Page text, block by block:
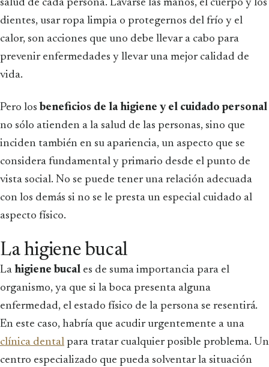
salud de cada persona. Lavarse las manos, el cuerpo y los
dientes, usar ropa limpia o protegernos del frío y el
calor, son acciones que uno debe llevar a cabo para
prevenir enfermedades y llevar una mejor calidad de
vida.
Pero los beneficios de la higiene y el cuidado personal
no sólo atienden a la salud de las personas, sino que
inciden también en su apariencia, un aspecto que se
considera fundamental y primario desde el punto de
vista social. No se puede tener una relación adecuada
con los demás si no se le presta un especial cuidado al
aspecto físico.
La higiene bucal
La higiene bucal es de suma importancia para el
organismo, ya que si la boca presenta alguna
enfermedad, el estado físico de la persona se resentirá.
En este caso, habría que acudir urgentemente a una
clínica dental para tratar cualquier posible problema. Un
centro especializado que pueda solventar la situación